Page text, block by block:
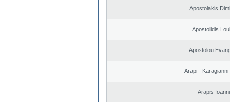
Apostolakis
Apostolidis
Apostolou
Arapi - Karagianni
Arapis